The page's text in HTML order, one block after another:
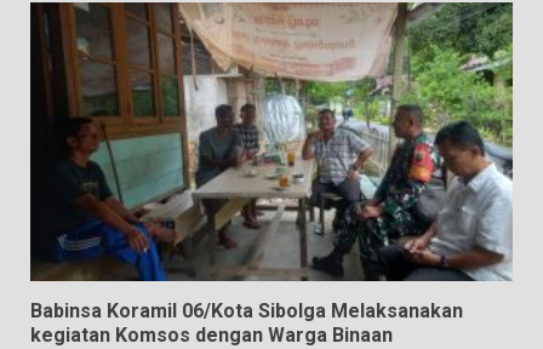
Babinsa Koramil 06/Kota Sibolga Melaksanakan
kegiatan Komsos dengan Warga Binaan